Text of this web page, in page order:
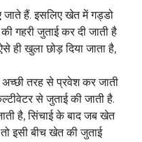
जाते हैं. इसलिए खेत में गड्डो
गहरी जुताई कर दी जाती है
खुला छोड़ दिया जाता है,
तरह से प्रवेश कर जाती
से जुताई की जाती है.
है, सिंचाई के बाद जब खेत
इसी बीच खेत की जुताई